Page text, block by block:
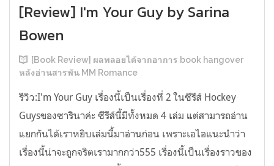
[Review] I'm Your Guy by Sarina
Bowen
[Book Review] ผลพลอยได้จากอาการ book hangover
หลังอ่านสารพัน MM Romance
รีวิว:I'm Your Guy เรื่องนี้เป็นเรื่องที่ 2 ในซีรีส์ Hockey
Guysของซารินาค่ะ ซีรีส์นี้มีทั้งหมด 4 เล่ม แต่สามารถอ่าน
แยกกันได้เราหยิบเล่มนี้มาอ่านก่อน เพราะเอไอแนะนำว่า
เรื่องนี้น่าจะถูกจริตเรามากกว่า555 เรื่องนี้เป็นเรื่องราวของ